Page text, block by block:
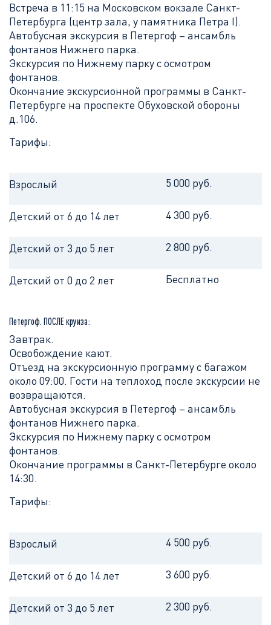
Встреча в 11:15 на Московском вокзале Санкт-
Петербурга (центр зала, у памятника Петра I).
Автобусная экскурсия в Петергоф – ансамбль
фонтанов Нижнего парка.
Экскурсия по Нижнему парку с осмотром
фонтанов.
Окончание экскурсионной программы в Санкт-
Петербурге на проспекте Обуховской обороны
д.106.
Тарифы:
Взрослый 5 000 руб.
Детский от 6 до 14 лет 4 300 руб.
Детский от 3 до 5 лет 2 800 руб.
Детский от 0 до 2 лет Бесплатно
Петергоф. ПОСЛЕ круиза:
Завтрак.
Освобождение кают.
Отъезд на экскурсионную программу с багажом
около 09:00. Гости на теплоход после экскурсии не
возвращаются.
Автобусная экскурсия в Петергоф – ансамбль
фонтанов Нижнего парка.
Экскурсия по Нижнему парку с осмотром
фонтанов.
Окончание программы в Санкт-Петербурге около
14:30.
Тарифы:
Взрослый 4 500 руб.
Детский от 6 до 14 лет 3 600 руб.
Детский от 3 до 5 лет 2 300 руб.